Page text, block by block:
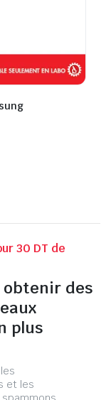
30 DT de
obtenir des
plus
et les